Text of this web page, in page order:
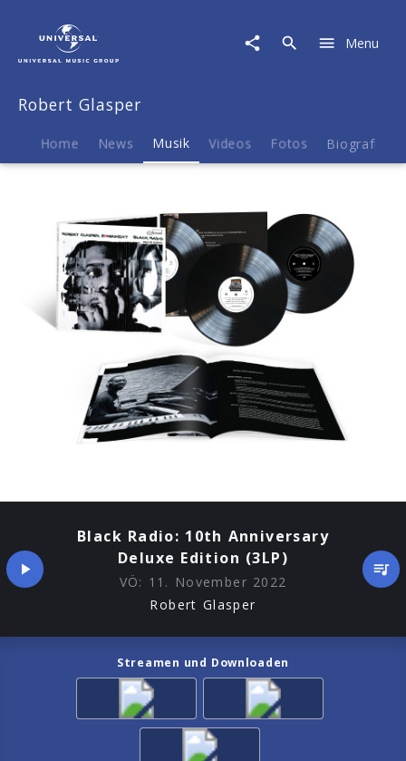
Musik
Black
Anniversary
Menu
Robert Glasper
Home News Musik Videos Fotos Biografie
Black Radio: 10th Anniversary
Deluxe Edition (3LP)
VÖ: 11. November 2022
Robert Glasper
Streamen und Downloaden